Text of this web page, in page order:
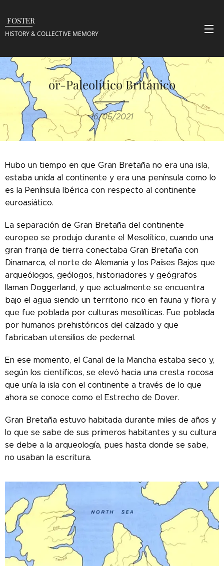
FOSTER
HISTORY & COLLECTIVE MEMORY
or-Paleolítico Británico
16/05/2021
Hubo un tiempo en que Gran Bretaña no era una isla,
estaba unida al continente y era una península como lo
es la Península Ibérica con respecto al continente
euroasiático.
La separación de Gran Bretaña del continente
europeo se produjo durante el Mesolítico, cuando una
gran franja de tierra conectaba Gran Bretaña con
Dinamarca, el norte de Alemania y los Países Bajos que
arqueólogos, geólogos, historiadores y geógrafos
llaman Doggerland, y que actualmente se encuentra
bajo el agua siendo un territorio rico en fauna y flora y
que fue poblada por culturas mesolíticas. Fue poblada
por humanos prehistóricos del calzado y que
fabricaban utensilios de pedernal.
En ese momento, el Canal de la Mancha estaba seco y,
según los científicos, se elevó hacia una cresta rocosa
que unía la isla con el continente a través de lo que
ahora se conoce como el Estrecho de Dover.
Gran Bretaña estuvo habitada durante miles de años y
lo que se sabe de sus primeros habitantes y su cultura
se debe a la arqueología, pues hasta donde se sabe,
no usaban la escritura.